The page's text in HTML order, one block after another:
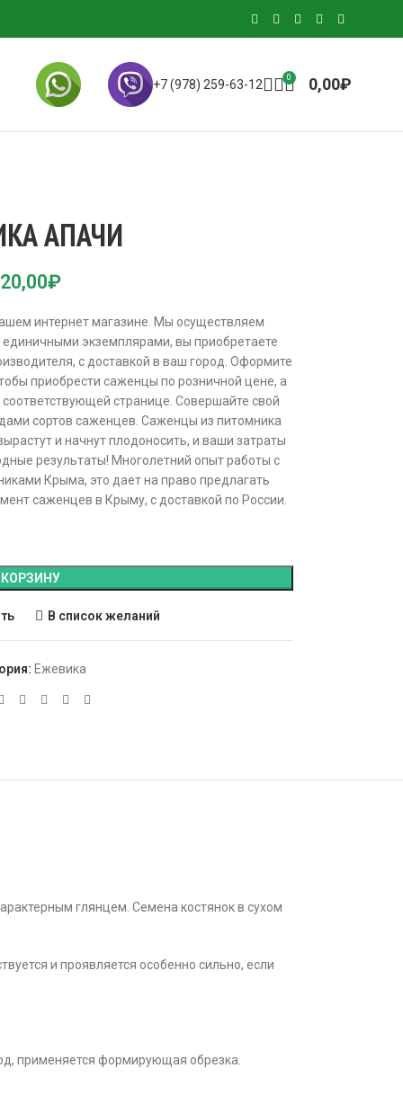
+7 (978) 259-63-12 0 0,00₽
АПАЧИ
₽
интернет магазине. Мы осуществляем
экземплярами, вы приобретаете
с доставкой в ваш город. Оформите
приобрести саженцы по розничной цене, а
странице. Совершайте свой
сортов саженцев. Саженцы из питомника
и начнут плодоносить, и ваши затраты
результаты! Многолетний опыт работы с
Крыма, это дает на право предлагать
саженцев в Крыму, с доставкой по России.
КОРЗИНУ
В список желаний
Ежевика
глянцем. Семена костянок в сухом
и проявляется особенно сильно, если
применяется формирующая обрезка.